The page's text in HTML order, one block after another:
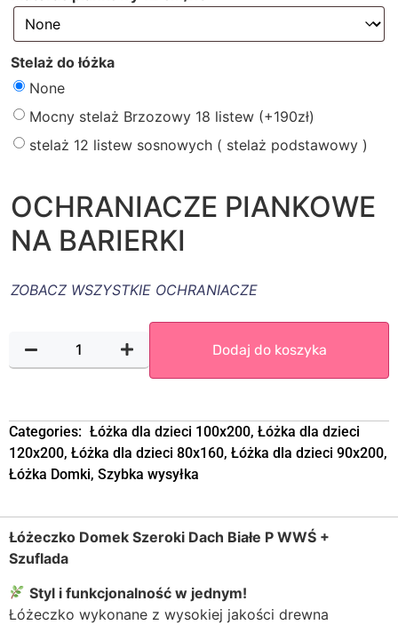
Stelaż do łóżka
None
Mocny stelaż Brzozowy 18 listew (+190zł)
stelaż 12 listew sosnowych ( stelaż podstawowy )
OCHRANIACZE PIANKOWE
NA BARIERKI
ZOBACZ WSZYSTKIE OCHRANIACZE
Dodaj do koszyka
Categories: Łóżka dla dzieci 100x200, Łóżka dla dzieci
120x200, Łóżka dla dzieci 80x160, Łóżka dla dzieci 90x200,
Łóżka Domki, Szybka wysyłka
Łóżeczko Domek Szeroki Dach Białe P WWŚ +
Szuflada
Styl i funkcjonalność w jednym!
Łóżeczko wykonane z wysokiej jakości drewna